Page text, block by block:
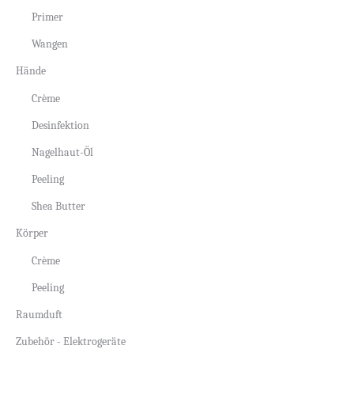
Primer
Wangen
Hände
Crème
Desinfektion
Nagelhaut-Öl
Peeling
Shea Butter
Körper
Crème
Peeling
Raumduft
Zubehör - Elektrogeräte